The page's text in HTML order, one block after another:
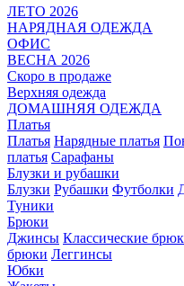
ЛЕТО 2026
НАРЯДНАЯ ОДЕЖДА
ОФИС
ВЕСНА 2026
Скоро в продаже
Верхняя одежда
ДОМАШНЯЯ ОДЕЖДА
Платья
Платья Нарядные платья
платья Сарафаны
Блузки и рубашки
Блузки Рубашки Футболки
Туники
Брюки
Джинсы Классические
брюки Леггинсы
Юбки